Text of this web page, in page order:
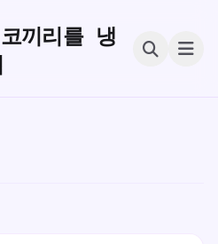
끼리를 냉